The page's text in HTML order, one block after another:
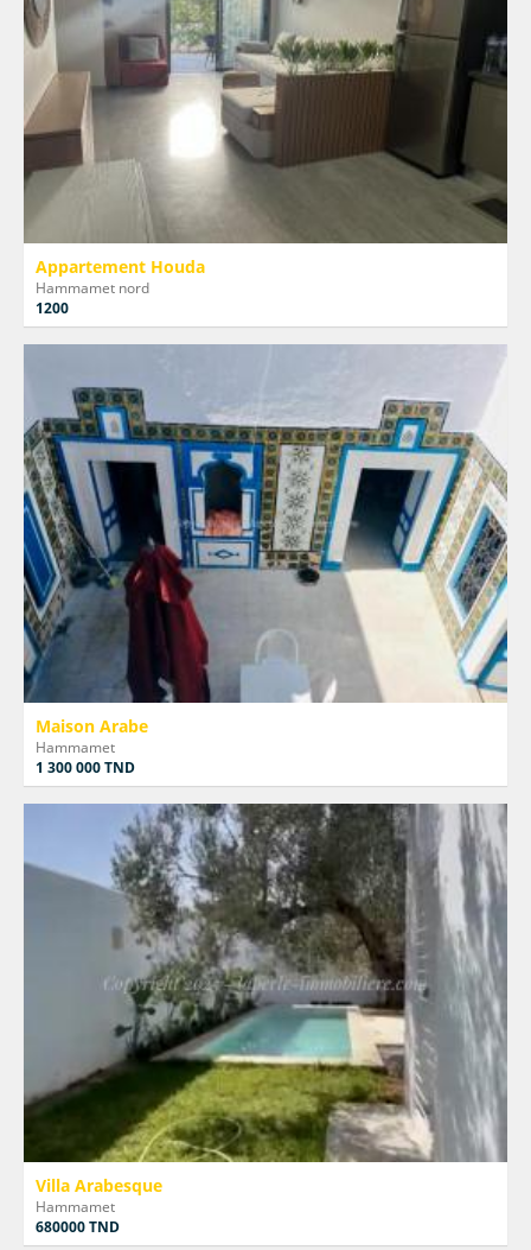
Appartement Houda
Hammamet nord
1200
Maison Arabe
Hammamet
1 300 000 TND
Villa Arabesque
Hammamet
680000 TND